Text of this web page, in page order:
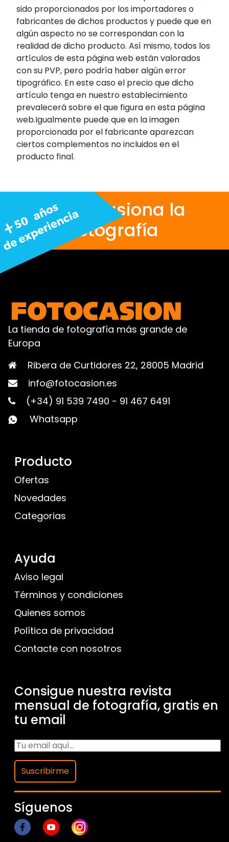
sido proporcionados por los importadores o
fabricantes de dichos productos y puede que en
algún aspecto no se correspondan con la
realidad de dicho producto. Así mismo, todos los
artículos de esta página web están valorados
con su PVP, pero podría haber algún error
tipográfico. En este caso el precio que dicho
artículo tenga en nuestro establecimiento
prevalecerá sobre el que figura en esta página
web.Igualmente puede que en la imagen
proporcionada por el fabricante aparezcan
ciertos complementos no incluidos en el
producto final.
Nos apasiona la
fotografía
La tienda de fotografía más grande de
Europa
Ribera de Curtidores 22, 28005 Madrid
info@fotocasion.es
(+34) 91 539 7490 - 91 467 6491
Whatsapp
Producto
Ofertas
Novedades
Categorias
Ayuda
Aviso legal
Términos y condiciones
Quienes somos
Política de privacidad
Contacte con nosotros
Consigue nuestra revista
mensual de fotografía, gratis en
tu email
Suscribirme
Síguenos